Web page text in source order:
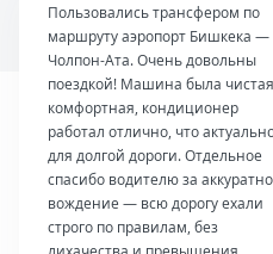
Пользовались трансфером по
маршруту аэропорт Бишкека —
Чолпон-Ата. Очень довольны
поездкой! Машина была
комфортная, кондиционер
работал отлично, что
для долгой дороги. Отдельное
спасибо водителю за
вождение — всю дорогу ехали
строго по правилам, без